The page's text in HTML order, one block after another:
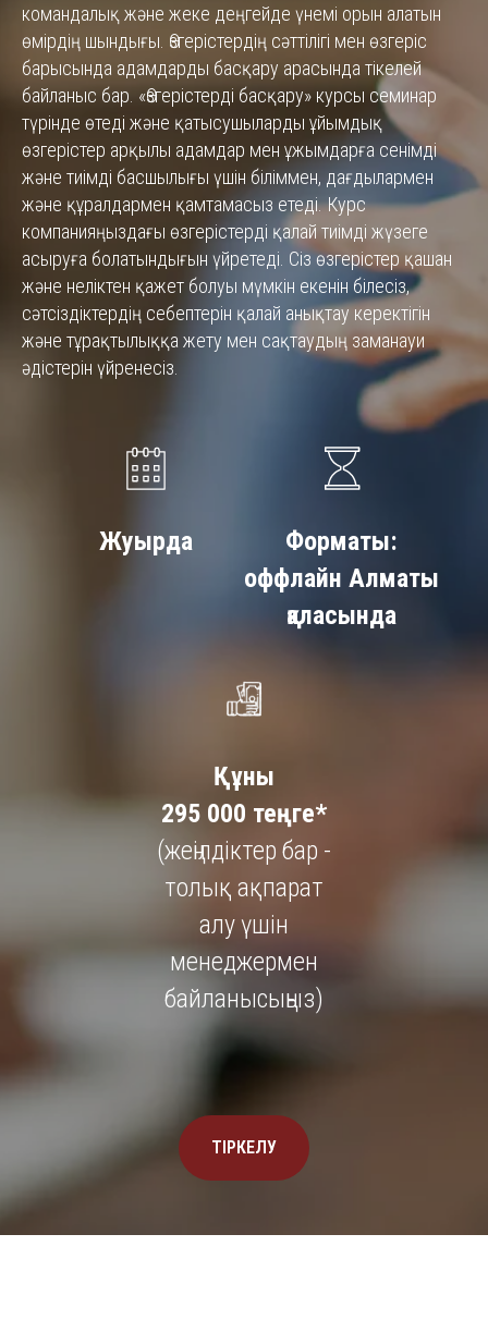
командалық және жеке деңгейде үнемі орын алатын
өмірдің шындығы. Өзгерістердің сәттілігі мен өзгеріс
барысында адамдарды басқару арасында тікелей
байланыс бар. «Өзгерістерді басқару» курсы семинар
түрінде өтеді және қатысушыларды ұйымдық
өзгерістер арқылы адамдар мен ұжымдарға сенімді
және тиімді басшылығы үшін біліммен, дағдылармен
және құралдармен қамтамасыз етеді. Курс
компанияңыздағы өзгерістерді қалай тиімді жүзеге
асыруға болатындығын үйретеді. Сіз өзгерістер қашан
және неліктен қажет болуы мүмкін екенін білесіз,
сәтсіздіктердің себептерін қалай анықтау керектігін
және тұрақтылыққа жету мен сақтаудың заманауи
әдістерін үйренесіз.
Жуырда
Форматы:
оффлайн Алматы
қаласында
Құны
295 000 теңге*
(жеңілдіктер бар -
толық ақпарат
алу үшін
менеджермен
байланысыңыз)
ТІРКЕЛУ